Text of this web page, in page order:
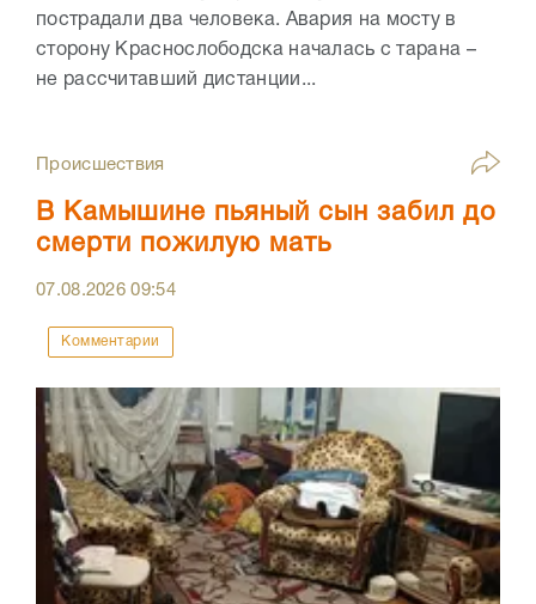
пострадали два человека. Авария на мосту в
сторону Краснослободска началась с тарана –
не рассчитавший дистанции...
Происшествия
В Камышине пьяный сын забил до
смерти пожилую мать
07.08.202609:54
Комментарии